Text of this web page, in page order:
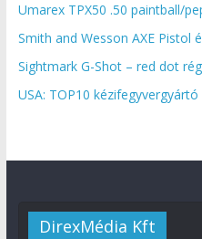
Umarex TPX50 .50 paintball/
Smith and Wesson AXE Pistol
Sightmark G-Shot – red dot
USA: TOP10 kézifegyvergyártó
DirexMédia Kft